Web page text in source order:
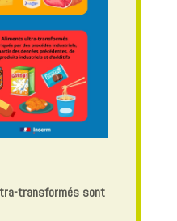
transformés sont